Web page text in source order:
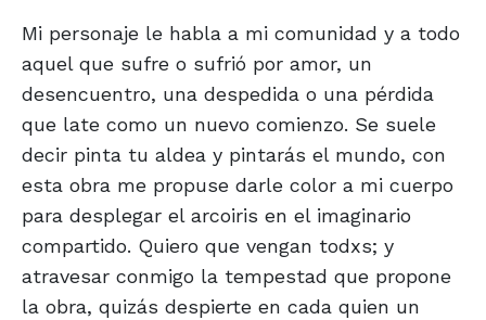
Mi personaje le habla a mi comunidad y a todo
aquel que sufre o sufrió por amor, un
desencuentro, una despedida o una pérdida
que late como un nuevo comienzo. Se suele
decir pinta tu aldea y pintarás el mundo, con
esta obra me propuse darle color a mi cuerpo
para desplegar el arcoiris en el imaginario
compartido. Quiero que vengan todxs; y
atravesar conmigo la tempestad que propone
la obra, quizás despierte en cada quien un